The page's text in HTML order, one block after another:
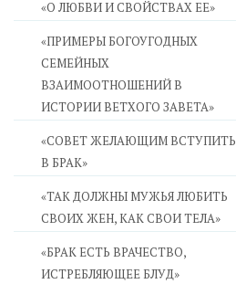
«О ЛЮБВИ И СВОЙСТВАХ ЕЕ»
«ПРИМЕРЫ БОГОУГОДНЫХ
СЕМЕЙНЫХ
ВЗАИМООТНОШЕНИЙ В
ИСТОРИИ ВЕТХОГО ЗАВЕТА»
«СОВЕТ ЖЕЛАЮЩИМ ВСТУПИТЬ
В БРАК»
«ТАК ДОЛЖНЫ МУЖЬЯ ЛЮБИТЬ
СВОИХ ЖЕН, КАК СВОИ ТЕЛА»
«БРАК ЕСТЬ ВРАЧЕСТВО,
ИСТРЕБЛЯЮЩЕЕ БЛУД»